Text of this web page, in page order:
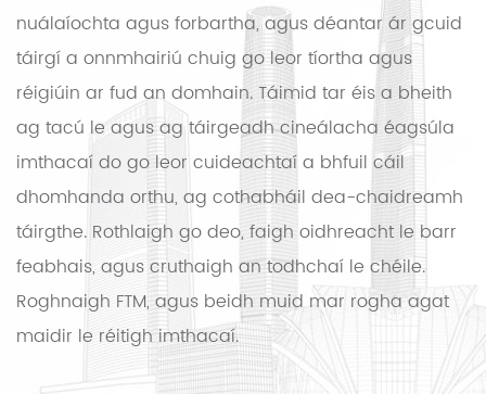
nuálaíochta agus forbartha, agus déantar ár gcuid
táirgí a onnmhairiú chuig go leor tíortha agus
réigiúin ar fud an domhain. Táimid tar éis a bheith
ag tacú le agus ag táirgeadh cineálacha éagsúla
imthacaí do go leor cuideachtaí a bhfuil cáil
dhomhanda orthu, ag cothabháil dea-chaidreamh
táirgthe. Rothlaigh go deo, faigh oidhreacht le barr
feabhais, agus cruthaigh an todhchaí le chéile.
Roghnaigh FTM, agus beidh muid mar rogha agat
maidir le réitigh imthacaí.